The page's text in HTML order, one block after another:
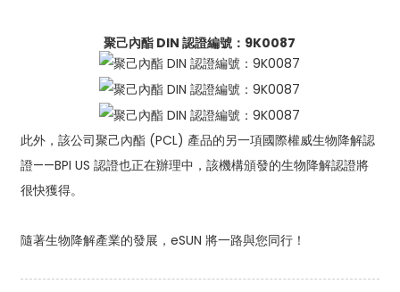
聚己內酯 DIN 認證編號：9K0087
此外，該公司聚己內酯 (PCL) 產品的另一項國際權威生物降解認
證——BPI US 認證也正在辦理中，該機構頒發的生物降解認證將
很快獲得。
隨著生物降解產業的發展，eSUN 將一路與您同行！